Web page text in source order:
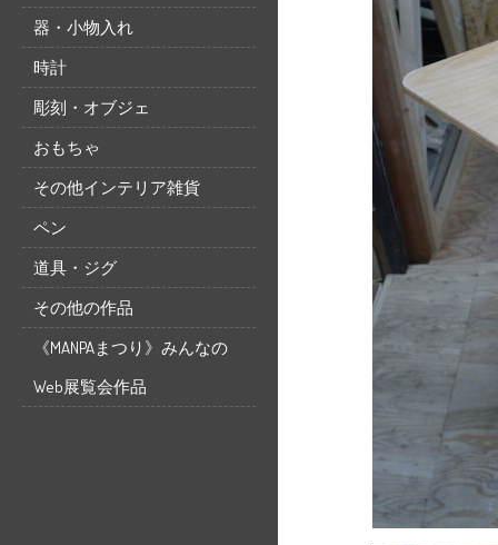
器・小物入れ
時計
彫刻・オブジェ
おもちゃ
その他インテリア雑貨
ペン
道具・ジグ
その他の作品
《MANPAまつり》みんなの
Web展覧会作品